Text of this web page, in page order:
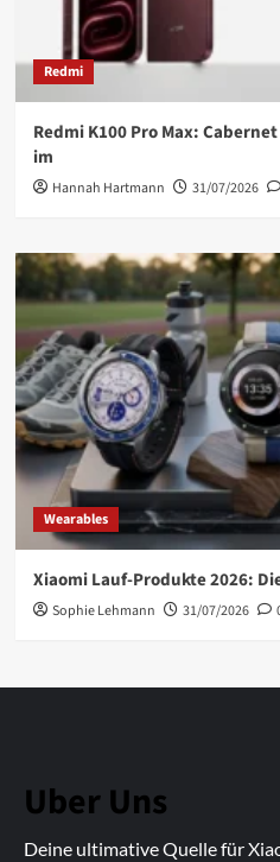
Redmi
Redmi K100 Pro Max:
im
Hannah Hartmann 31/07/2026
Wearables
Xiaomi Lauf-Produkte 2026:
Sophie Lehmann 31/07/2026
Uber Uns
Deine ultimative Quelle für